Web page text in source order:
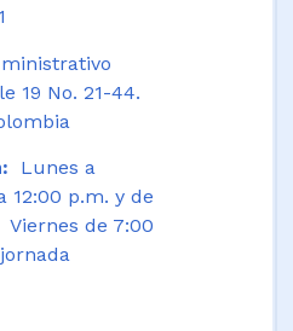
19 No. 21-44.
Lunes a
12:00 p.m. y de
Viernes de 7:00